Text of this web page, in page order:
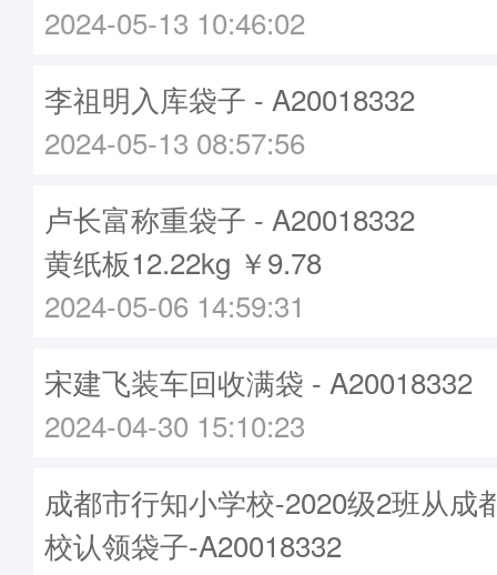
2024-05-13 10:46:02
李祖明入库袋子 - A20018332
2024-05-13 08:57:56
卢长富称重袋子 - A20018332
黄纸板12.22kg ￥9.78
2024-05-06 14:59:31
宋建飞装车回收满袋 - A20018332
2024-04-30 15:10:23
成都市行知小学校-2020级2班从成
校认领袋子-A20018332